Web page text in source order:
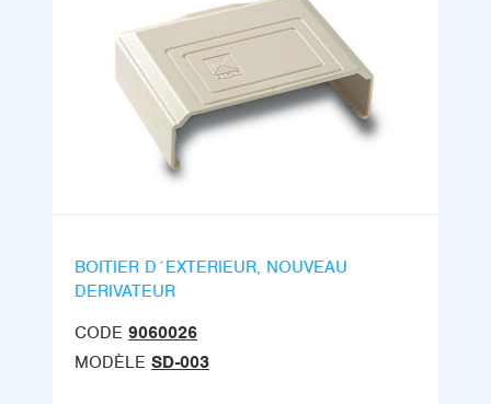
BOITIER D´EXTERIEUR, NOUVEAU
DERIVATEUR
CODE 9060026
MODÈLE SD-003